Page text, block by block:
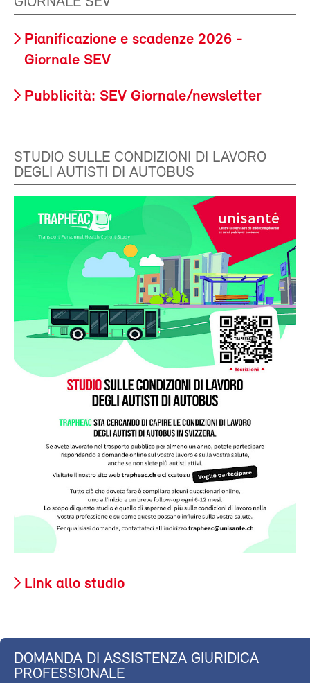
Pianificazione e scadenze 2026 -
Giornale SEV
Pubblicità: SEV Giornale/newsletter
STUDIO SULLE CONDIZIONI DI LAVORO
DEGLI AUTISTI DI AUTOBUS
Link allo studio
DOMANDA DI ASSISTENZA GIURIDICA
PROFESSIONALE